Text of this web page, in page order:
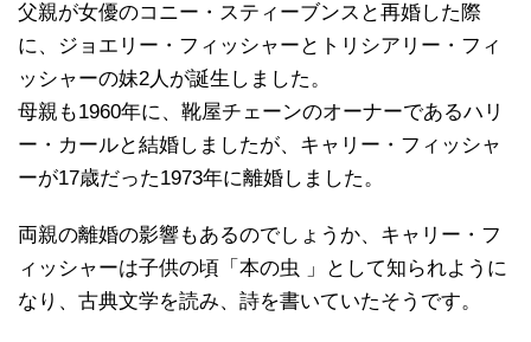
父親が女優のコニー・スティーブンスと再婚した際
に、ジョエリー・フィッシャーとトリシアリー・フィ
ッシャーの妹2人が誕生しました。
母親も1960年に、靴屋チェーンのオーナーであるハリ
ー・カールと結婚しましたが、キャリー・フィッシャ
ーが17歳だった1973年に離婚しました。
両親の離婚の影響もあるのでしょうか、キャリー・フ
ィッシャーは子供の頃「本の虫 」として知られように
なり、古典文学を読み、詩を書いていたそうです。